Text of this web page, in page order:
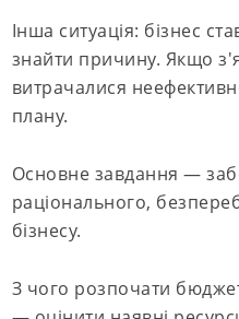
Інша ситуація: бізнес
знайти причину. Якщо
витрачалися
плану.
Основне завдання —
раціонального,
бізнесу.
З чого розпочати